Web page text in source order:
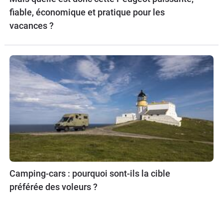
fiable, économique et pratique pour les
vacances ?
Camping-cars : pourquoi sont-ils la cible
préférée des voleurs ?